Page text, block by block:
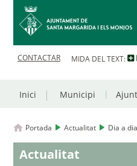
CONTACTAR MIDA DEL TEXT:
Inici Municipi
Portada Actualitat Dia a
Actualitat